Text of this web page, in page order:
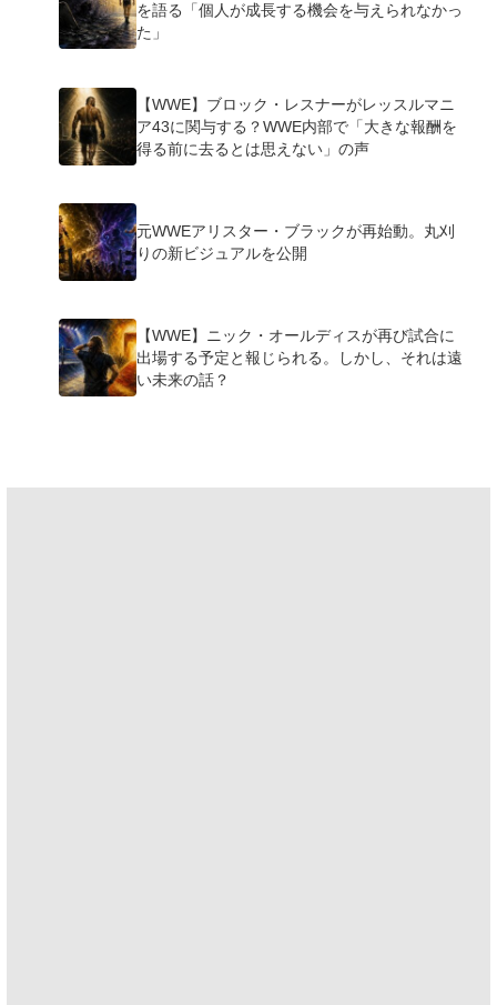
を語る「個人が成長する機会を与えられなかっ
た」
【WWE】ブロック・レスナーがレッスルマニ
ア43に関与する？WWE内部で「大きな報酬を
得る前に去るとは思えない」の声
元WWEアリスター・ブラックが再始動。丸刈
りの新ビジュアルを公開
【WWE】ニック・オールディスが再び試合に
出場する予定と報じられる。しかし、それは遠
い未来の話？